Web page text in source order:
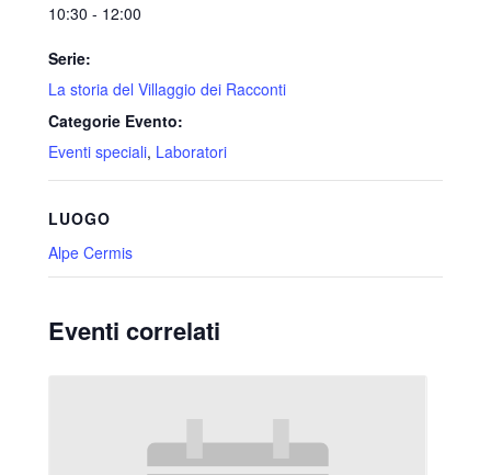
10:30 - 12:00
Serie:
La storia del Villaggio dei Racconti
Categorie Evento:
Eventi speciali, Laboratori
LUOGO
Alpe Cermis
Eventi correlati